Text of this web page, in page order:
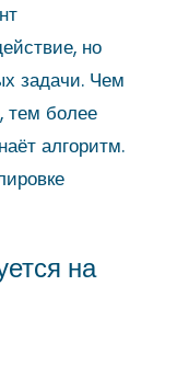
но
задачи. Чем
тем более
алгоритм.
на